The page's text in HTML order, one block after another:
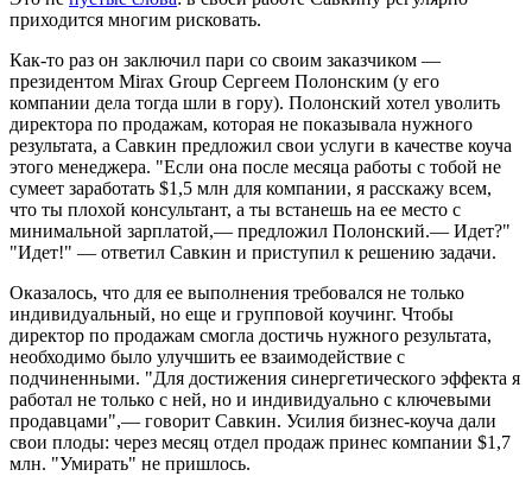
приходится многим рисковать.
Как-то раз он заключил пари со своим заказчиком —
президентом Mirax Group Сергеем Полонским (у его
компании дела тогда шли в гору). Полонский хотел уволить
директора по продажам, которая не показывала нужного
результата, а Савкин предложил свои услуги в качестве коуча
этого менеджера. "Если она после месяца работы с тобой не
сумеет заработать $1,5 млн для компании, я расскажу всем,
что ты плохой консультант, а ты встанешь на ее место с
минимальной зарплатой,— предложил Полонский.— Идет?"
"Идет!" — ответил Савкин и приступил к решению задачи.
Оказалось, что для ее выполнения требовался не только
индивидуальный, но еще и групповой коучинг. Чтобы
директор по продажам смогла достичь нужного результата,
необходимо было улучшить ее взаимодействие с
подчиненными. "Для достижения синергетического эффекта я
работал не только с ней, но и индивидуально с ключевыми
продавцами",— говорит Савкин. Усилия бизнес-коуча дали
свои плоды: через месяц отдел продаж принес компании $1,7
млн. "Умирать" не пришлось.